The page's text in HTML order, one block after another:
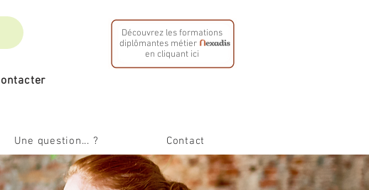
Découvrez les formations
diplômantes métier
en cliquant ici
Une question... ? Contact